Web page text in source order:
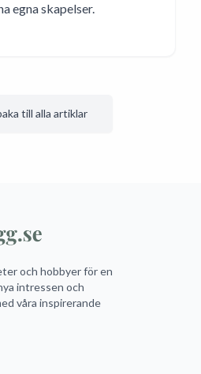
egna skapelser.
till alla artiklar
och hobbyer för en
intressen och
våra inspirerande